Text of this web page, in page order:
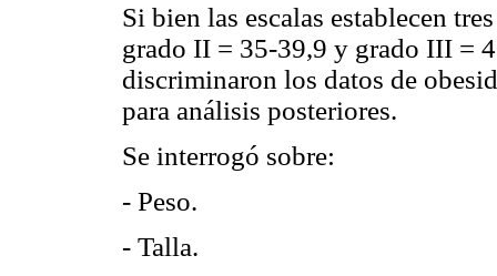
Si bien las escalas establecen
grado II = 35-39,9 y grado III =
discriminaron los datos de
para análisis posteriores.
Se interrogó sobre:
- Peso.
- Talla.